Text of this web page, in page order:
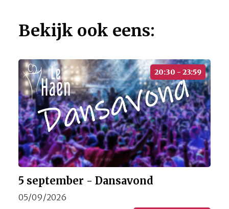
Bekijk ook eens:
5 september - Dansavond
05/09/2026
20:30 - 23:59